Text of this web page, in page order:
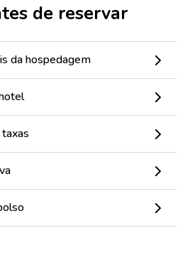
de reservar
da hospedagem